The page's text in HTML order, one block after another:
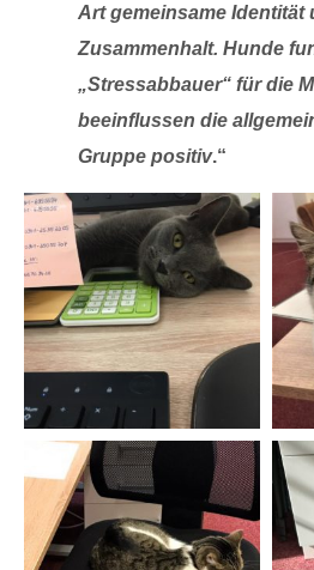
Art gemeinsame Identität
Zusammenhalt. Hunde
„Stressabbauer“ für die
beeinflussen die
Gruppe positiv.“